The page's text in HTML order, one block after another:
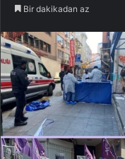
Bir dakikadan az